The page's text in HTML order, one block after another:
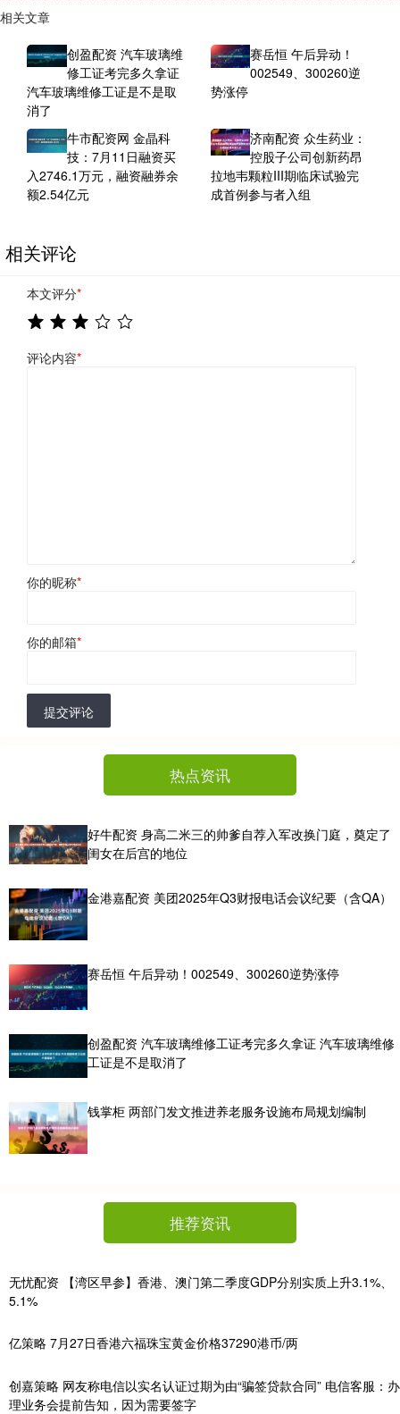
相关文章
创盈配资 汽车玻璃维
修工证考完多久拿证
汽车玻璃维修工证是不是取
消了
赛岳恒 午后异动！
002549、300260逆
势涨停
牛市配资网 金晶科
技：7月11日融资买
入2746.1万元，融资融券余
额2.54亿元
济南配资 众生药业：
控股子公司创新药昂
拉地韦颗粒III期临床试验完
成首例参与者入组
相关评论
本文评分*
评论内容*
你的昵称*
你的邮箱*
提交评论
热点资讯
好牛配资 身高二米三的帅爹自荐入军改换门庭，奠定了
闺女在后宫的地位
金港嘉配资 美团2025年Q3财报电话会议纪要（含QA）
赛岳恒 午后异动！002549、300260逆势涨停
创盈配资 汽车玻璃维修工证考完多久拿证 汽车玻璃维修
工证是不是取消了
钱掌柜 两部门发文推进养老服务设施布局规划编制
推荐资讯
无忧配资 【湾区早参】香港、澳门第二季度GDP分别实质上升3.1%、
5.1%
亿策略 7月27日香港六福珠宝黄金价格37290港币/两
创嘉策略 网友称电信以实名认证过期为由“骗签贷款合同” 电信客服：办
理业务会提前告知，因为需要签字